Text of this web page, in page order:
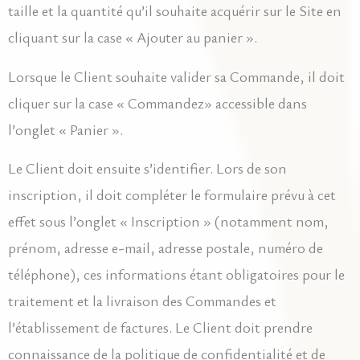
taille et la quantité qu’il souhaite acquérir sur le Site en
cliquant sur la case « Ajouter au panier ».
Lorsque le Client souhaite valider sa Commande, il doit
cliquer sur la case « Commandez» accessible dans
l’onglet « Panier ».
Le Client doit ensuite s’identifier. Lors de son
inscription, il doit compléter le formulaire prévu à cet
effet sous l’onglet « Inscription » (notamment nom,
prénom, adresse e-mail, adresse postale, numéro de
téléphone), ces informations étant obligatoires pour le
traitement et la livraison des Commandes et
l’établissement de factures. Le Client doit prendre
connaissance de la politique de confidentialité et de